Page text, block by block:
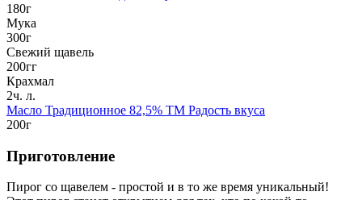
180г
Мука
300г
Свежий щавель
200гг
Крахмал
2ч. л.
Масло Традиционное 82,5% TM Радость вкуса
200г
Приготовление
Пирог со щавелем - простой и в то же время уникальный!